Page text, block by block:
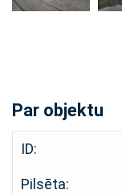
Par objektu
ID:
Pilsēta: